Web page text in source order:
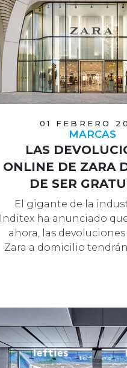
01 FEBRERO
MARCAS
LAS
ONLINE DE ZARA
DE SER
El gigante de la
Inditex ha anunciado
ahora, las
Zara a domicilio